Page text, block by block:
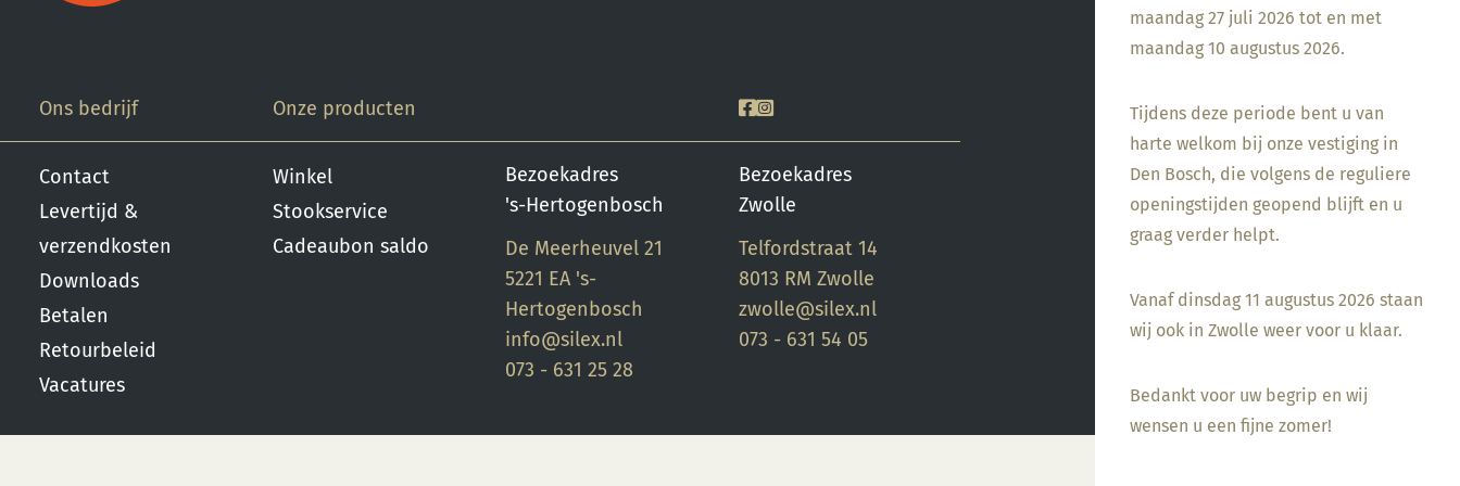
maandag 27 juli 2026 tot en met
maandag 10 augustus 2026.
Tijdens deze periode bent u van
harte welkom bij onze vestiging in
Den Bosch, die volgens de reguliere
openingstijden geopend blijft en u
graag verder helpt.
Vanaf dinsdag 11 augustus 2026 staan
wij ook in Zwolle weer voor u klaar.
Bedankt voor uw begrip en wij
wensen u een fijne zomer!
Ons bedrijf
Contact
Levertijd &
verzendkosten
Downloads
Betalen
Retourbeleid
Vacatures
Onze producten
Winkel
Stookservice
Cadeaubon saldo
Bezoekadres
's-Hertogenbosch
De Meerheuvel 21
5221 EA 's-
Hertogenbosch
info@silex.nl
073 - 631 25 28
Bezoekadres
Zwolle
Telfordstraat 14
8013 RM Zwolle
zwolle@silex.nl
073 - 631 54 05